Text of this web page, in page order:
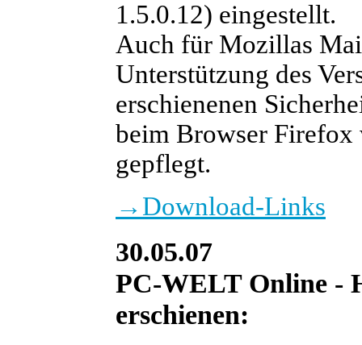
1.5.0.12) eingestellt.
Auch für Mozillas
Unterstützung des
erschienenen
beim Browser
gepflegt.
→Download-Links
30.05.07
PC-WELT Online -
erschienen: